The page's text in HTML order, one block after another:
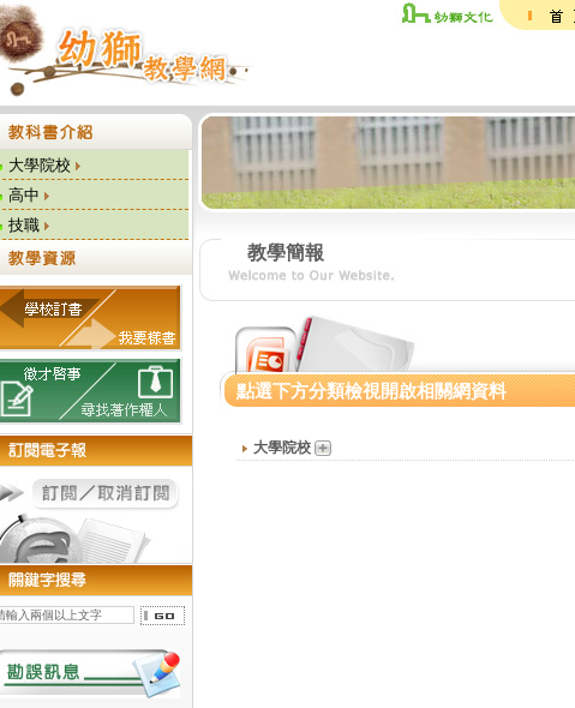
大學院校
高中
技職
教學簡報
點選下方分類檢視開啟相關網資料
大學院校